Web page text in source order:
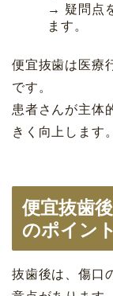
→ 疑問点
ます。
便宜抜歯は医療
です。
患者さんが主体
きく向上します。
便宜抜歯
のポイン
抜歯後は、傷口